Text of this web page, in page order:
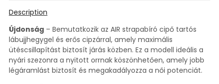
Description
Újdonság – Bemutatkozik az AIR strapabíró cipő tartós
lábujjhegygel és erős cipzárral, amely maximális
ütéscsillapítást biztosít járás közben. Ez a modell ideális a
nyári szezonra a nyitott orrnak köszönhetően, amely jobb
légáramlást biztosít és megakadályozza a női potenciát.